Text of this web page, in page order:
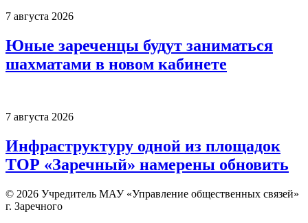
7 августа 2026
Юные зареченцы будут заниматься
шахматами в новом кабинете
7 августа 2026
Инфраструктуру одной из площадок
ТОР «Заречный» намерены обновить
© 2026 Учредитель МАУ «Управление общественных связей»
г. Заречного